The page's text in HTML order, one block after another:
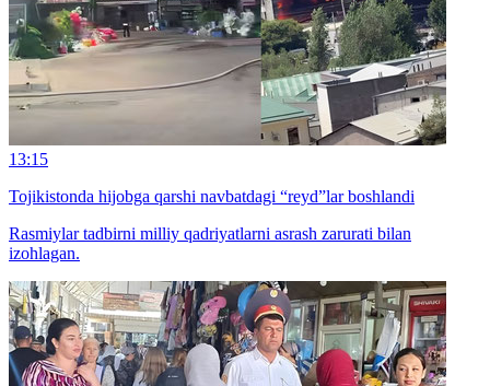
13:15
Tojikistonda hijobga qarshi navbatdagi “reyd”lar boshlandi
Rasmiylar tadbirni milliy qadriyatlarni asrash zarurati bilan
izohlagan.